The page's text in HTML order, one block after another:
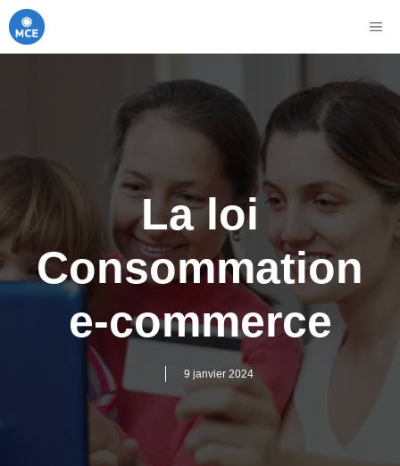
Aller
au
contenu
La loi
Consommation
e-commerce
9 janvier 2024